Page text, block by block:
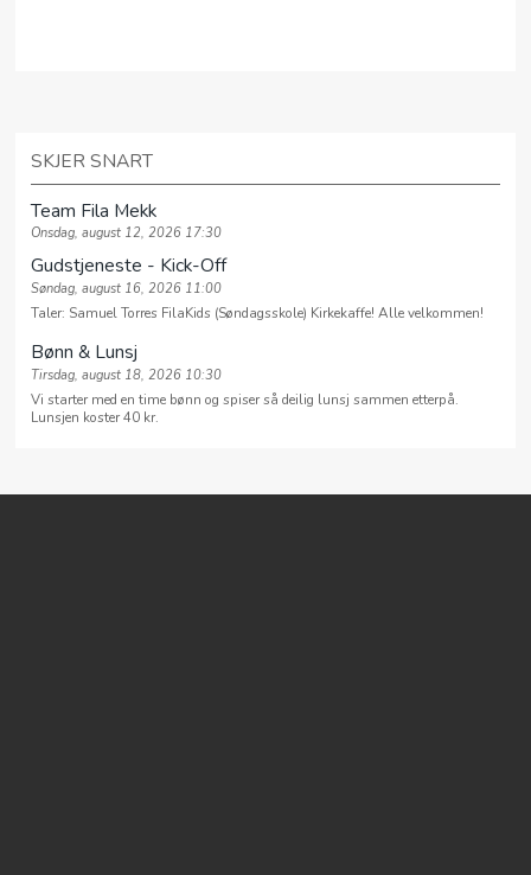
SKJER SNART
Team Fila Mekk
Onsdag, august 12, 2026 17:30
Gudstjeneste - Kick-Off
Søndag, august 16, 2026 11:00
Taler: Samuel Torres FilaKids (Søndagsskole) Kirkekaffe! Alle velkommen!
Bønn & Lunsj
Tirsdag, august 18, 2026 10:30
Vi starter med en time bønn og spiser så deilig lunsj sammen etterpå.
Lunsjen koster 40 kr.